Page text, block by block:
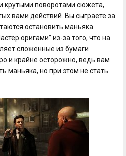
крутыми поворотами сюжета,
вами действий. Вы сыграете за
остановить маньяка
оригами” из-за того, что на
сложенные из бумаги
и крайне осторожно, ведь вам
маньяка, но при этом не стать